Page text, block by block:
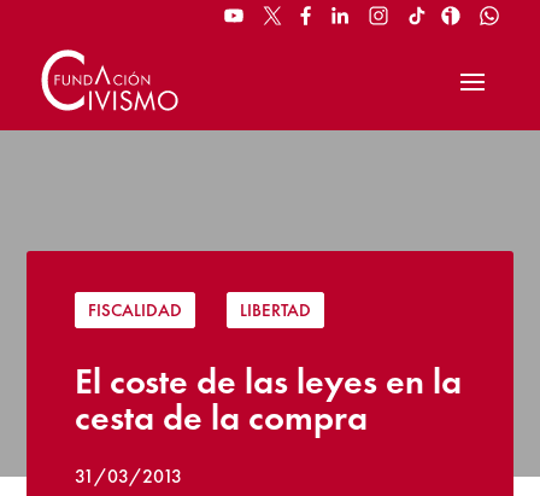
FISCALIDAD LIBERTAD
El coste de las leyes en la
cesta de la compra
31/03/2013